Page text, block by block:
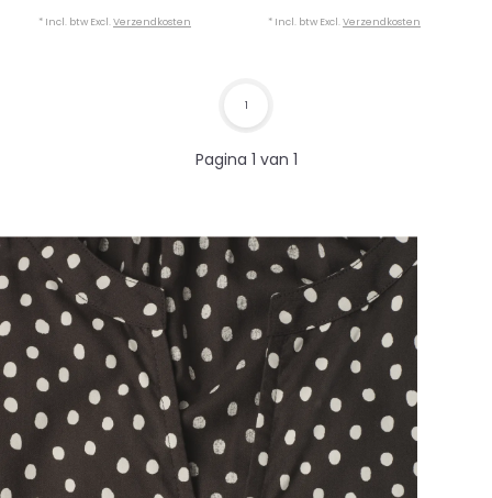
* Incl. btw Excl.Verzendkosten * Incl. btw Excl.Verzendkosten
Pagina 1 van 1
1